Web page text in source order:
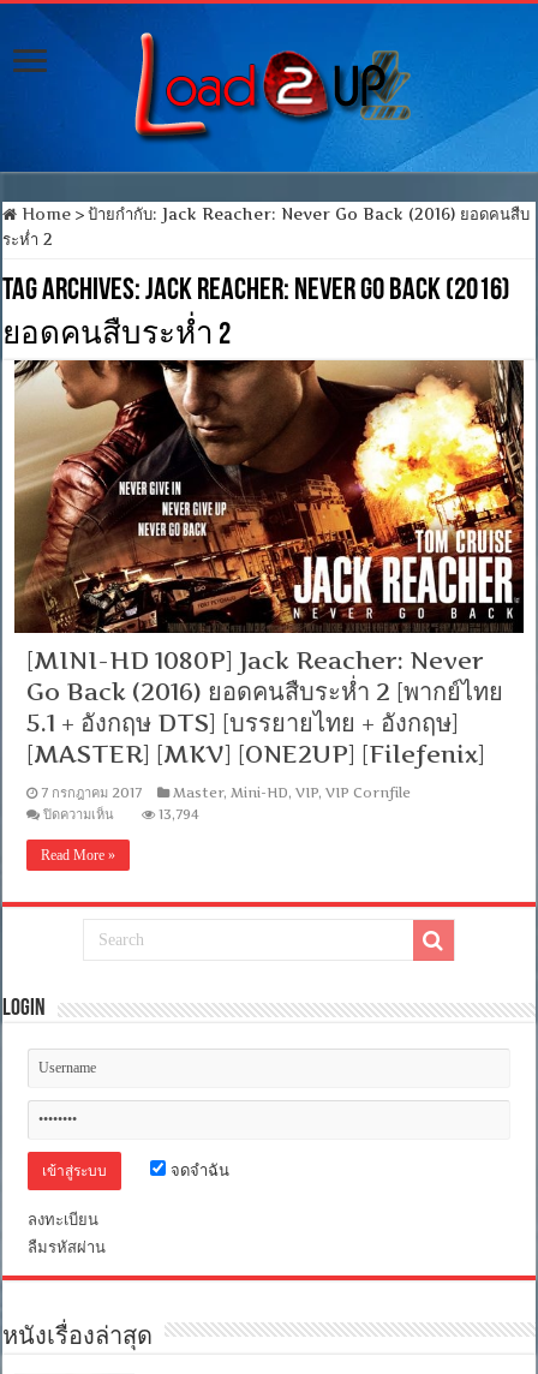
Home > ป้ายกำกับ:Jack Reacher: Never Go Back (2016) ยอดคนสืบ
ระห่ำ 2
Tag Archives:Jack Reacher: Never Go Back (2016)
ยอดคนสืบระห่ำ 2
[MINI-HD 1080P] Jack Reacher: Never
Go Back (2016) ยอดคนสืบระห่ำ 2 [พากย์ไทย
5.1 + อังกฤษ DTS] [บรรยายไทย + อังกฤษ]
[MASTER] [MKV] [ONE2UP] [Filefenix]
7 กรกฎาคม 2017 Master,Mini-HD,VIP,VIP Cornfile
ปิดความเห็นบน
1080P]
Reacher:
Go
Back
คน
ระห่ำ
อังกฤษ
DTS]
[MASTER]
[Filefenix]
13,794
Read More »
Login
จดจำฉัน
ลงทะเบียน
ลืมรหัสผ่าน
หนังเรื่องล่าสุด